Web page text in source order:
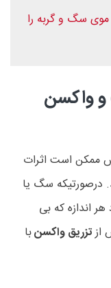
موی سگ و گربه را
واکسن
ممکن است اثرات
درصورتیکه سگ یا
اندازه که بی
ازتزریق واکسنبا